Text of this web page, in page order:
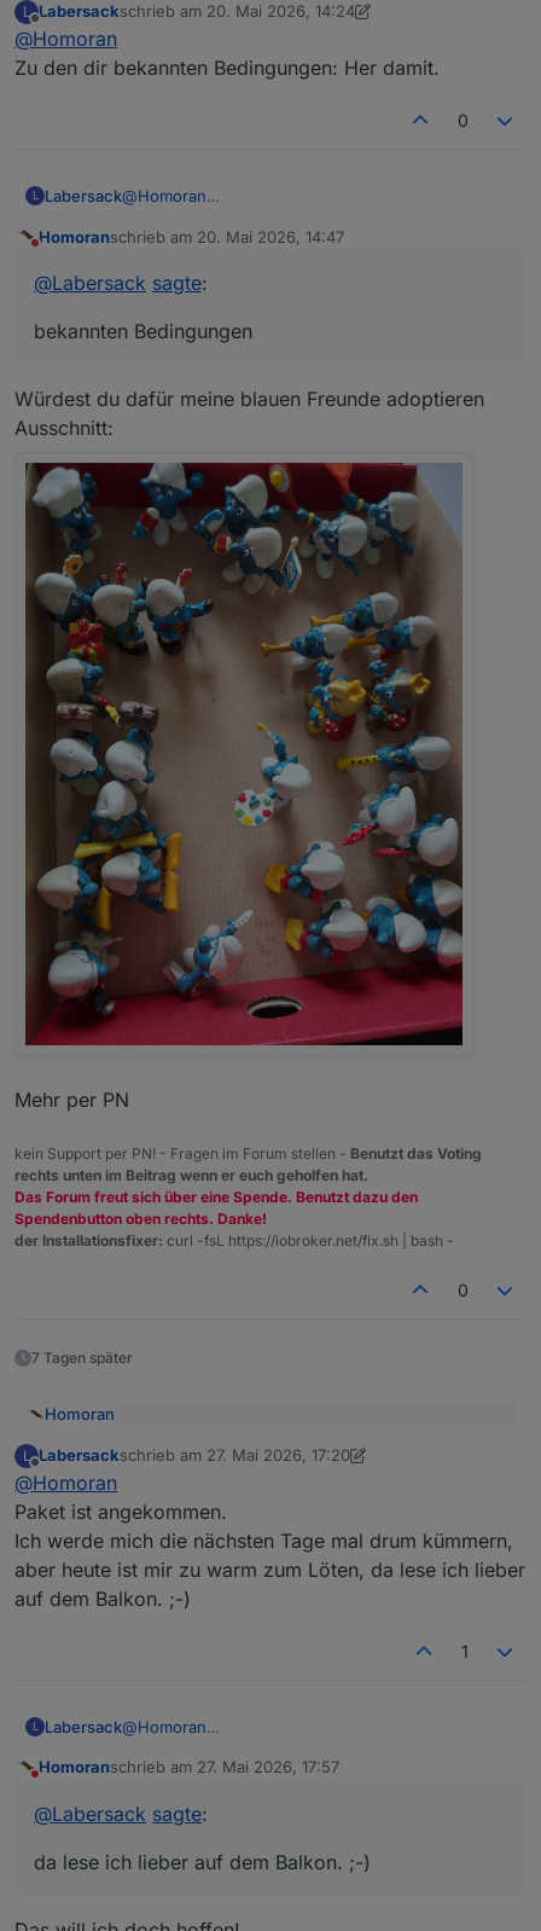
Hab je 3 PBU Dim1, Bl und Sw1 mit üblichen
Symptomen.
Ich weiß nicht, ob ich das noch selber kann.
Augen und Hände, du weisst schon.
Ich schieben noch mal paar Wochen auf 😀:-D
L
Offline
Labersackschrieb am 20. Mai 2026, 14:24
zuletzt editiert von Labersack
@Homoran
Zu den dir bekannten Bedingungen: Her damit.
0
L Labersack@Homoran
Homoranschrieb am 20. Mai 2026, 14:47
zuletzt editiert von
@Labersack sagte:
bekannten Bedingungen
Würdest du dafür meine blauen Freunde adoptieren
Ausschnitt:
Mehr per PN
kein Support per PN! - Fragen im Forum stellen - Benutzt das Voting
rechts unten im Beitrag wenn er euch geholfen hat.
Das Forum freut sich über eine Spende. Benutzt dazu den
Spendenbutton oben rechts. Danke!
der Installationsfixer: curl -fsL https://iobroker.net/fix.sh | bash -
0
7 Tagen später
Homoran
Würdest du dafür meine blauen Freunde adoptieren
Ausschnitt:
Mehr per PN
L
Offline
Labersackschrieb am 27. Mai 2026, 17:20
zuletzt editiert von Labersack
@Homoran
Paket ist angekommen.
Ich werde mich die nächsten Tage mal drum kümmern,
aber heute ist mir zu warm zum Löten, da lese ich lieber
auf dem Balkon. ;-)
1
L Labersack@Homoran
Ich werde mich die nächsten Tage mal drum
lese ich lieber auf dem Balkon. ;-)
Homoranschrieb am 27. Mai 2026, 17:57
zuletzt editiert von
@Labersack sagte:
da lese ich lieber auf dem Balkon. ;-)